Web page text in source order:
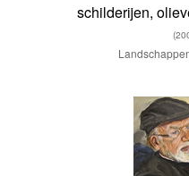
schilderijen,